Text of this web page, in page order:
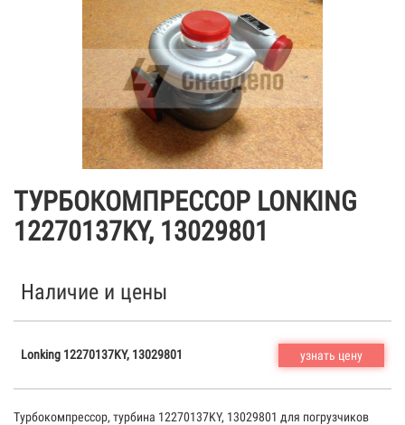
ТУРБОКОМПРЕССОР LONKING
12270137KY, 13029801
Наличие и цены
Lonking 12270137KY, 13029801 узнать цену
Турбокомпрессор, турбина 12270137KY, 13029801 для погрузчиков